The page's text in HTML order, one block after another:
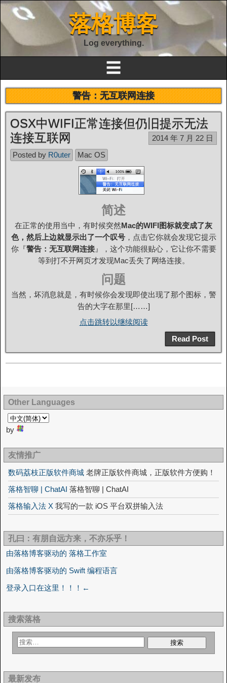
落格博客
Log everything.
☰
警告：无互联网连接
OSX中WIFI正常连接但仍旧提示无法
连接互联网
2014 年 7 月 22 日
Posted by R0uter Mac OS
简述
在正常的使用当中，有时候突然Mac的WIFI图标就变成了灰
色，然后上边就显示出了一个叹号，点击它你就会发现它提示
你『警告：无互联网连接』，这个功能很贴心，它让你不需要
等到打不开网页才发现Mac丢失了网络连接。
问题
当然，坏消息就是，有时候你会发现即使出现了那个图标，警
告的大字在那里[……]
点击跳转以继续阅读
Read Post
Other Languages
by
友情推广
数码荔枝正版软件商城 老牌正版软件商城，正版软件方便购！
落格智聊 | ChatAI 落格智聊 | ChatAI
落格输入法 X 我写的一款 iOS 平台双拼输入法
孔曰：有朋自远方来，不亦乐乎！
由落格博客驱动的 落格工作室
由落格博客驱动的 Swift 编程语言
登录入口在这里！！！←
搜索落格
最新发布